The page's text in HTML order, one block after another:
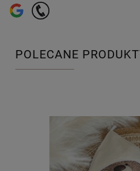
POLECANE